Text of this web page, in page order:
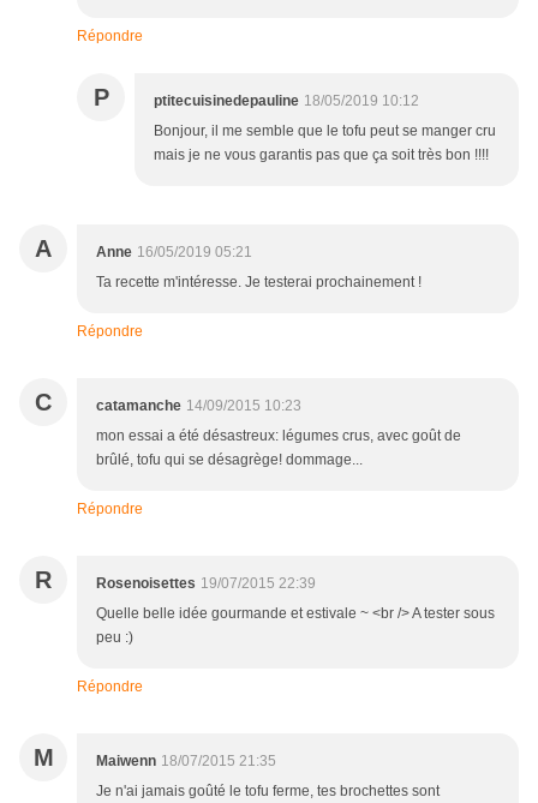
Répondre
P ptitecuisinedepauline 18/05/2019 10:12
Bonjour, il me semble que le tofu peut se manger cru
mais je ne vous garantis pas que ça soit très bon !!!!
A Anne 16/05/2019 05:21
Ta recette m'intéresse. Je testerai prochainement !
Répondre
C catamanche 14/09/2015 10:23
mon essai a été désastreux: légumes crus, avec goût de
brûlé, tofu qui se désagrège! dommage...
Répondre
R Rosenoisettes 19/07/2015 22:39
Quelle belle idée gourmande et estivale ~ <br /> A tester sous
peu :)
Répondre
M Maiwenn 18/07/2015 21:35
Je n'ai jamais goûté le tofu ferme, tes brochettes sont